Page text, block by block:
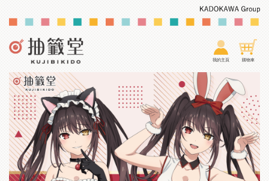
我的主頁 購物車